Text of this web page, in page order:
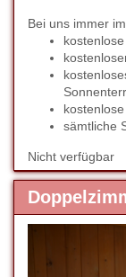
Bei uns immer
sämtliche
Nicht verfügbar